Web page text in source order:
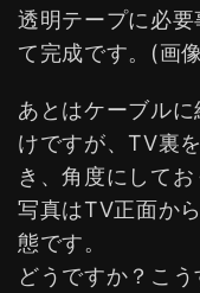
透明テープに必
て完成です。(画
あとはケーブル
けですが、TV裏
き、角度にして
写真はTV正面か
態です。
どうですか？こ